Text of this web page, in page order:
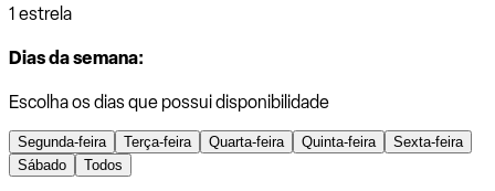
1 estrela
Dias da semana:
Escolha os dias que possui disponibilidade
Segunda-feira Terça-feira Quarta-feira Quinta-feira
Sexta-feira
Sábado
Todos